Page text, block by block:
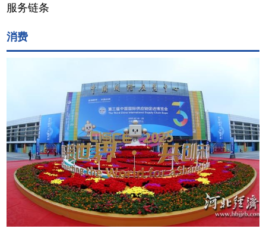
服务链条
消费